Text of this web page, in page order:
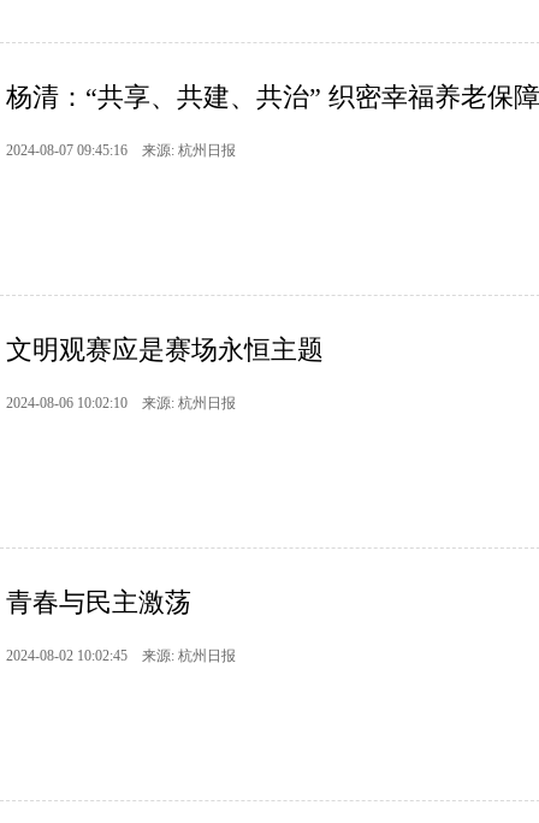
杨清：“共享、共建、共治” 织密幸福养老保
2024-08-07 09:45:16 来源: 杭州日报
文明观赛应是赛场永恒主题
2024-08-06 10:02:10 来源: 杭州日报
青春与民主激荡
2024-08-02 10:02:45 来源: 杭州日报